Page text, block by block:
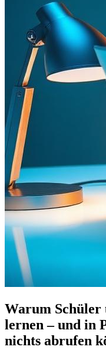
Warum Schüler
lernen – und in
nichts abrufen